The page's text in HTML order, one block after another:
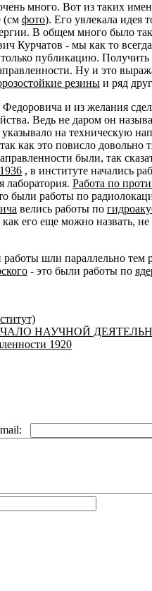
много. Вот из таких
(см фото). Его увлекала идея
В общем много было
Курчатов - мы как то
только публикацию.
Ну и это
резины и ряд
и из желания
Ведь не даром он
на техническую
как это повисло
были, так
1936 , в институте начались
лаборатория. Работа по
были работы по
велись работы по
его еще можно назвать,
шли параллельно тем
- это были работы по
НАУЧНОЙ
1920